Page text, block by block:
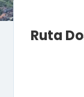
Ruta